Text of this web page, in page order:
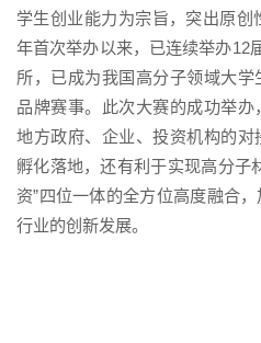
学生创业能力为宗旨，突出原创
年首次举办以来，已连续举办12
所，已成为我国高分子领域大
品牌赛事。此次大赛的成功举
地方政府、企业、投资机构的对
孵化落地，还有利于实现高分子
资”四位一体的全方位高度融合
行业的创新发展。